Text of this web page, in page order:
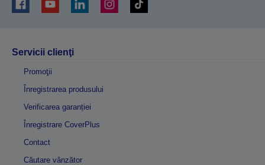
Servicii clienţi
Promoţii
Înregistrarea produsului
Verificarea garanției
Înregistrare CoverPlus
Contact
Căutare vânzător